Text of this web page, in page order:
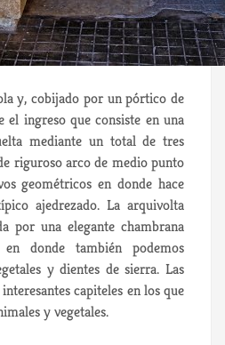
y, cobijado por un pórtico de
el ingreso que consiste en una
mediante un total de tres
riguroso arco de medio punto
geométricos en donde hace
ajedrezado. La arquivolta
por una elegante chambrana
donde también podemos
y dientes de sierra. Las
capiteles en los que
y vegetales.